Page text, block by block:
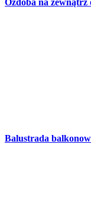
Balustrada
Balustrada